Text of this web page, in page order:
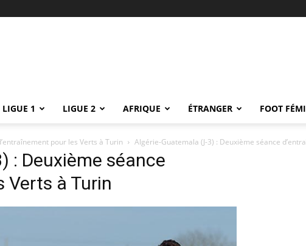
LIGUE 1 LIGUE 2 AFRIQUE ÉTRANGER FOOT
pour les Verts à Turin Algérie-Guatemala (J-3) : Deuxième séance
: Deuxième séance
Verts à Turin